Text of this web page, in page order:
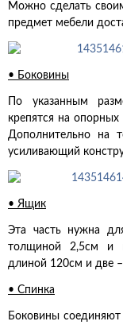
Можно сделать
предмет мебели
• Боковины
По указанным
крепятся на
Дополнительно на
усиливающий
• Ящик
Эта часть нужна
толщиной 2,5см и
длиной 120см и две
• Спинка
Боковины